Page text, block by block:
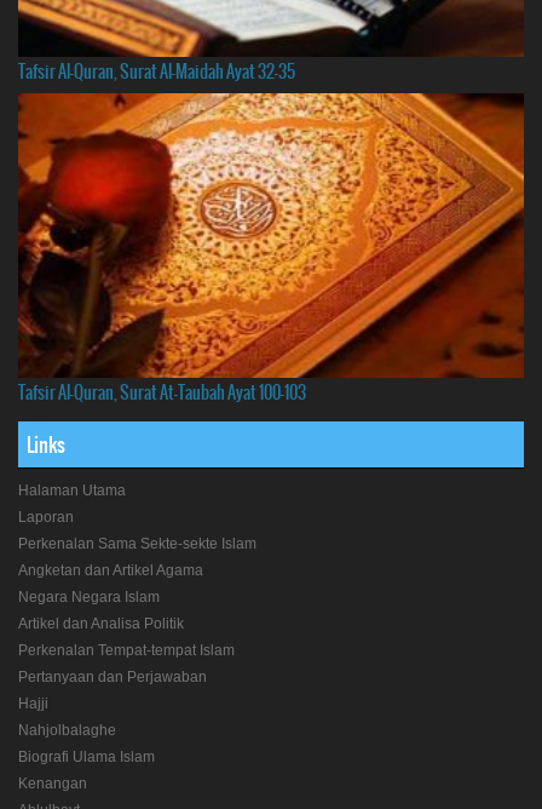
Tafsir Al-Quran, Surat Al-Maidah Ayat 32-35
Tafsir Al-Quran, Surat At-Taubah Ayat 100-103
Links
Halaman Utama
Laporan
Perkenalan Sama Sekte-sekte Islam
Angketan dan Artikel Agama
Negara Negara Islam
Artikel dan Analisa Politik
Perkenalan Tempat-tempat Islam
Pertanyaan dan Perjawaban
Hajji
Nahjolbalaghe
Biografi Ulama Islam
Kenangan